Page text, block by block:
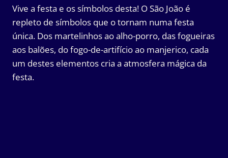
Vive a festa e os símbolos desta! O São João é
repleto de símbolos que o tornam numa festa
única. Dos martelinhos ao alho-porro, das fogueiras
aos balões, do fogo-de-artifício ao manjerico, cada
um destes elementos cria a atmosfera mágica da
festa.